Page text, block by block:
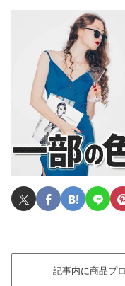
記事内に商品プ